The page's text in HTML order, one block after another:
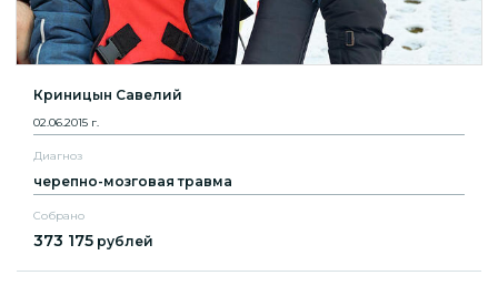
Криницын Савелий
02.06.2015 г.
Диагноз
черепно-мозговая травма
Собрано
373 175 рублей